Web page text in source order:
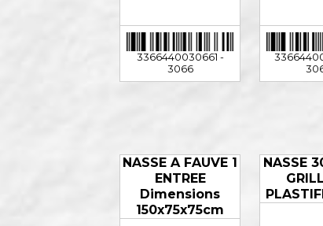
3366440030661 -
3066
NASSE A FAUVE 1
ENTREE
Dimensions
150x75x75cm
NASSE